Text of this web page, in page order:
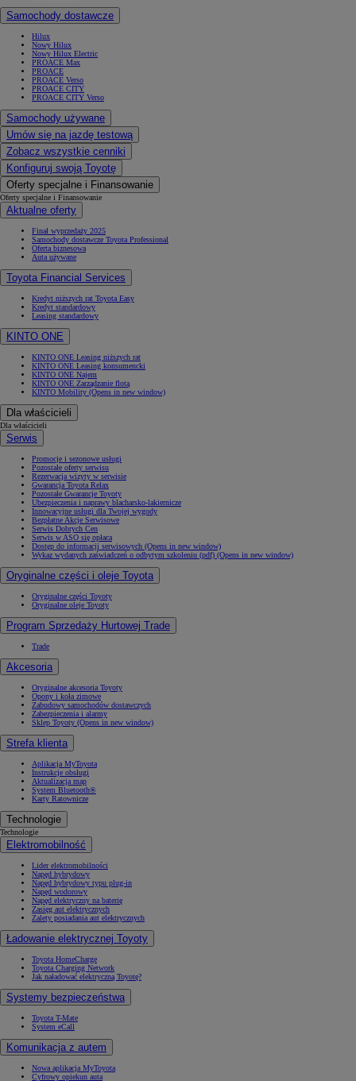
Samochody dostawcze
Hilux
Nowy Hilux
Nowy Hilux Electric
PROACE Max
PROACE
PROACE Verso
PROACE CITY
PROACE CITY Verso
Samochody używane
Umów się na jazdę testową
Zobacz wszystkie cenniki
Konfiguruj swoją Toyotę
Oferty specjalne i Finansowanie
Oferty specjalne i Finansowanie
Aktualne oferty
Finał wyprzedaży 2025
Samochody dostawcze Toyota Professional
Oferta biznesowa
Auta używane
Toyota Financial Services
Kredyt niższych rat Toyota Easy
Kredyt standardowy
Leasing standardowy
KINTO ONE
KINTO ONE Leasing niższych rat
KINTO ONE Leasing konsumencki
KINTO ONE Najem
KINTO ONE Zarządzanie flotą
KINTO Mobility (Opens in new window)
Dla właścicieli
Dla właścicieli
Serwis
Promocje i sezonowe usługi
Pozostałe oferty serwisu
Rezerwacja wizyty w serwisie
Gwarancja Toyota Relax
Pozostałe Gwarancje Toyoty
Ubezpieczenia i naprawy blacharsko-lakiernicze
Innowacyjne usługi dla Twojej wygody
Bezpłatne Akcje Serwisowe
Serwis Dobrych Cen
Serwis w ASO się opłaca
Dostęp do informacji serwisowych (Opens in new window)
Wykaz wydanych zaświadczeń o odbytym szkoleniu (pdf) (Opens in new window)
Oryginalne części i oleje Toyota
Oryginalne części Toyoty
Oryginalne oleje Toyoty
Program Sprzedaży Hurtowej Trade
Trade
Akcesoria
Oryginalne akcesoria Toyoty
Opony i koła zimowe
Zabudowy samochodów dostawczych
Zabezpieczenia i alarmy
Sklep Toyoty (Opens in new window)
Strefa klienta
Aplikacja MyToyota
Instrukcje obsługi
Aktualizacja map
System Bluetooth®
Karty Ratownicze
Technologie
Technologie
Elektromobilność
Lider elektromobilności
Napęd hybrydowy
Napęd hybrydowy typu plug-in
Napęd wodorowy
Napęd elektryczny na baterię
Zasięg aut elektrycznych
Zalety posiadania aut elektrycznych
Ładowanie elektrycznej Toyoty
Toyota HomeCharge
Toyota Charging Network
Jak naładować elektryczną Toyotę?
Systemy bezpieczeństwa
Toyota T-Mate
System eCall
Komunikacja z autem
Nowa aplikacja MyToyota
Cyfrowy opiekun auta